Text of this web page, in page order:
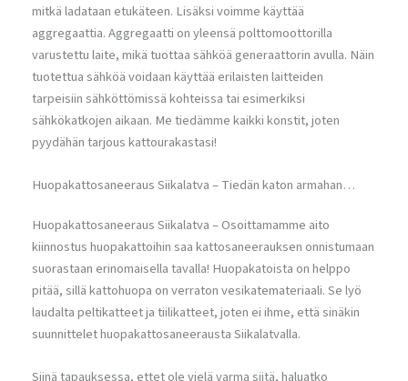
mitkä ladataan etukäteen. Lisäksi voimme käyttää
aggregaattia. Aggregaatti on yleensä polttomoottorilla
varustettu laite, mikä tuottaa sähköä generaattorin avulla. Näin
tuotettua sähköä voidaan käyttää erilaisten laitteiden
tarpeisiin sähköttömissä kohteissa tai esimerkiksi
sähkökatkojen aikaan. Me tiedämme kaikki konstit, joten
pyydähän tarjous kattourakastasi!
Huopakattosaneeraus Siikalatva – Tiedän katon armahan…
Huopakattosaneeraus Siikalatva – Osoittamamme aito
kiinnostus huopakattoihin saa kattosaneerauksen onnistumaan
suorastaan erinomaisella tavalla! Huopakatoista on helppo
pitää, sillä kattohuopa on verraton vesikatemateriaali. Se lyö
laudalta peltikatteet ja tiilikatteet, joten ei ihme, että sinäkin
suunnittelet huopakattosaneerausta Siikalatvalla.
Siinä tapauksessa, ettet ole vielä varma siitä, haluatko